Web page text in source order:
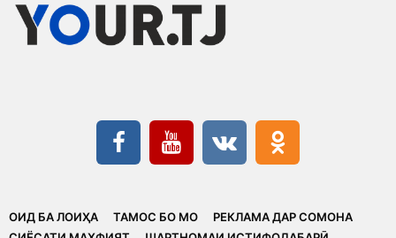
ОИД БА ЛОИҲА ТАМОС БО МО
РЕКЛАМА ДАР СОМОНА